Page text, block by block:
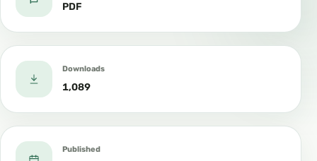
PDF
Downloads
1,089
Published